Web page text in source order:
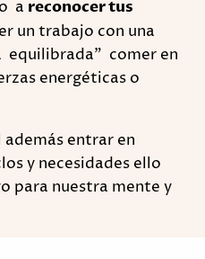
a reconocer tus
un trabajo con una
equilibrada” comer en
energéticas o
además entrar en
y necesidades ello
para nuestra mente y